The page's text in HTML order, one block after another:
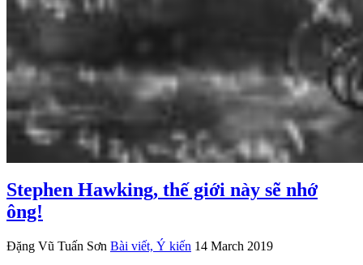
Stephen Hawking, thế giới này sẽ nhớ
ông!
Đặng Vũ Tuấn Sơn Bài viết, Ý kiến 14 March 2019